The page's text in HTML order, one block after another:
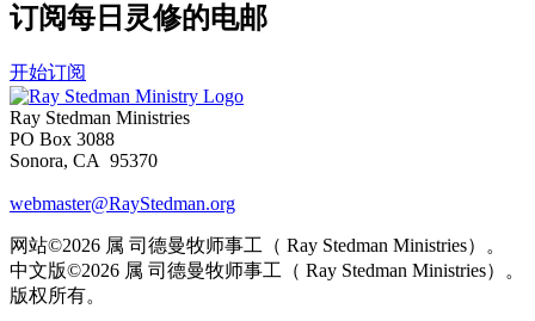
订阅每日灵修的电邮
开始订阅
Ray Stedman Ministries
PO Box 3088
Sonora, CA 95370
webmaster@RayStedman.org
网站©2026 属 司德曼牧师事工（ Ray Stedman Ministries）。
中文版©2026 属 司德曼牧师事工（ Ray Stedman Ministries）。
版权所有。